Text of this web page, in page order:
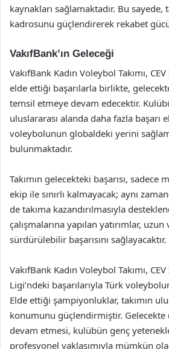
kaynakları sağlamaktadır. Bu sayede,
kadrosunu güçlendirerek rekabet
VakıfBank’ın Geleceği
VakıfBank Kadın Voleybol Takımı,
elde ettiği başarılarla birlikte,
temsil etmeye devam edecektir.
uluslararası alanda daha fazla başarı
voleybolunun globaldeki yerini
bulunmaktadır.
Takımın gelecekteki başarısı,
ekip ile sınırlı kalmayacak; aynı
de takıma kazandırılmasıyla
çalışmalarına yapılan yatırımlar,
sürdürülebilir başarısını sağlayacaktır.
VakıfBank Kadın Voleybol Takımı,
Ligi’ndeki başarılarıyla Türk
Elde ettiği şampiyonluklar, takımın
konumunu güçlendirmiştir. Gelecekte
devam etmesi, kulübün genç
profesyonel yaklaşımıyla mümkün